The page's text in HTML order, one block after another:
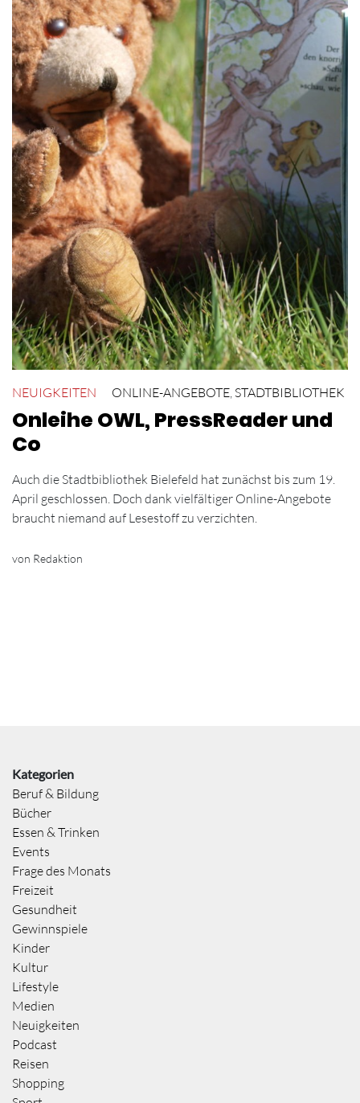
NEUIGKEITEN ONLINE-ANGEBOTE,STADTBIBLIOTHEK
Onleihe OWL, PressReader und
Co
Auch die Stadtbibliothek Bielefeld hat zunächst bis zum 19.
April geschlossen. Doch dank vielfältiger Online-Angebote
braucht niemand auf Lesestoff zu verzichten.
von Redaktion
Kategorien
Beruf & Bildung
Bücher
Essen & Trinken
Events
Frage des Monats
Freizeit
Gesundheit
Gewinnspiele
Kinder
Kultur
Lifestyle
Medien
Neuigkeiten
Podcast
Reisen
Shopping